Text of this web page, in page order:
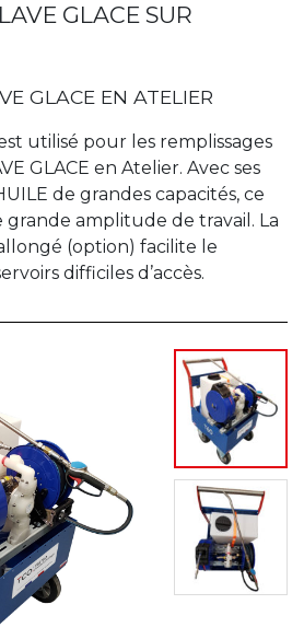
GLACE SUR
GLACE EN ATELIER
utilisé pour les remplissages
GLACE en Atelier. Avec ses
de grandes capacités, ce
amplitude de travail. La
(option) facilite le
difficiles d’accès.